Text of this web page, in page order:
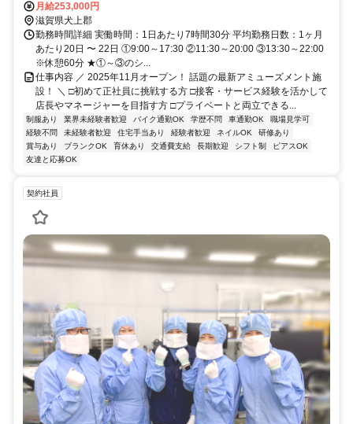
月給253,000円
滋賀県犬上郡
勤務時間詳細 実働時間：1日あたり7時間30分 平均勤務日数：1ヶ月
あたり20日 〜 22日 ①9:00～17:30 ②11:30～20:00 ③13:30～22:00
※休憩60分 ★①～③のシ...
仕事内容 ／ 2025年11月オープン！ 話題の最新アミューズメント施
設！ ＼ □初めて正社員に挑戦する方 □接客・サービス経験を活かして
店長やマネージャーを目指す方 □プライベートと両立できる...
制服あり 業界未経験者歓迎 バイク通勤OK 学歴不問 車通勤OK
職場見学可
経験不問
未経験者歓迎 住宅手当あり 経験者歓迎 ネイルOK
研修あり
賞与あり
ブランクOK 育休あり 交通費支給 長期歓迎 シフト制
ピアスOK
友達と応募OK
契約社員